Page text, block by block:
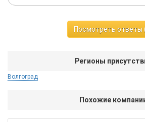
Посмотреть ответы
Регионы
Волгоград
Похожие